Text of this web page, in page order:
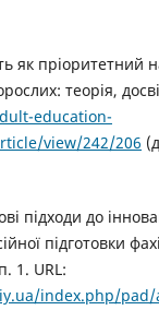
як пріоритетний
теорія,
education-
view/242/206
підходи до
підготовки
1. URL:
index.php/